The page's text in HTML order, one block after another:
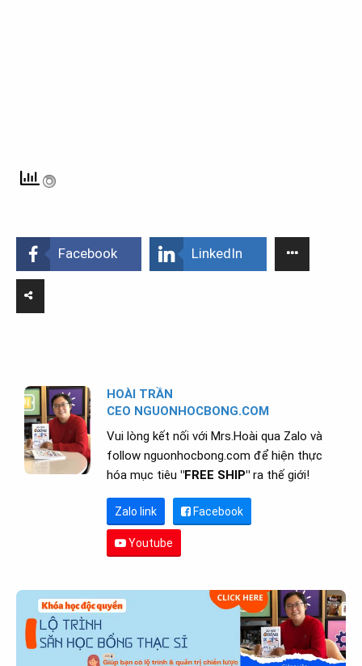
Facebook LinkedIn
HOÀI TRẦN
CEO NGUONHOCBONG.COM
Vui lòng kết nối với Mrs.Hoài qua Zalo và
follow nguonhocbong.com để hiện thực
hóa mục tiêu "FREE SHIP" ra thế giới!
Zalo link Facebook
Youtube